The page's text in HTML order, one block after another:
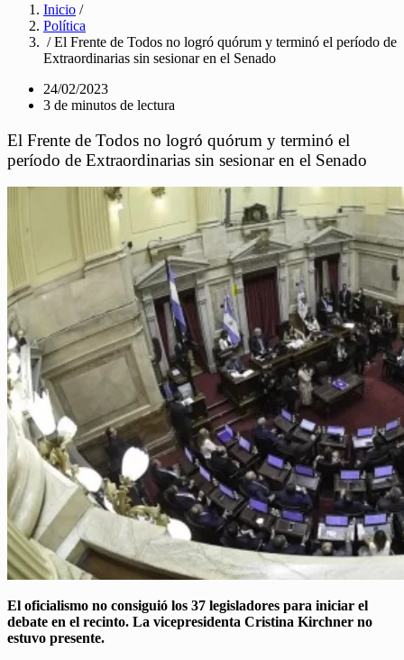
Inicio /
Política
/ El Frente de Todos no logró quórum y terminó el período de
Extraordinarias sin sesionar en el Senado
24/02/2023
3 de minutos de lectura
El Frente de Todos no logró quórum y terminó el
período de Extraordinarias sin sesionar en el Senado
El oficialismo no consiguió los 37 legisladores para iniciar el
debate en el recinto. La vicepresidenta Cristina Kirchner no
estuvo presente.